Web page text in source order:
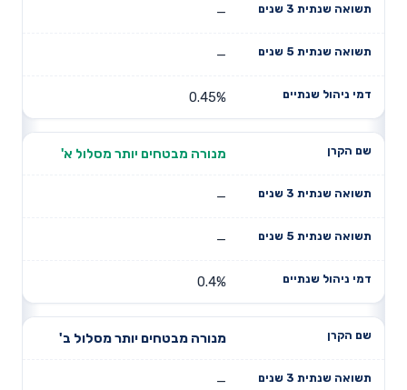
—
—
0.45%
מנורה מבטחים יותר מסלול א'
—
—
0.4%
מנורה מבטחים יותר מסלול ב'
—